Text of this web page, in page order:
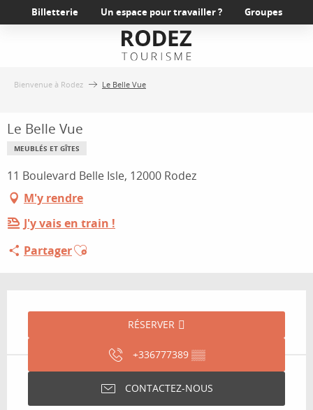
au
Billetterie Un espace pour travailler ? Groupes
Bienvenue à Rodez Le Belle Vue
Le Belle Vue
MEUBLÉS ET GÎTES
11 Boulevard Belle Isle, 12000 Rodez
M'y rendre
J'y vais en train !
PartagerAjouter aux favoris
RÉSERVER
+336777389 ▒▒
CONTACTEZ-NOUS